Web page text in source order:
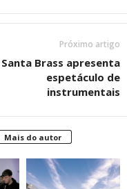
Próximo artigo
Santa Brass apresenta
espetáculo de
instrumentais
Mais do autor